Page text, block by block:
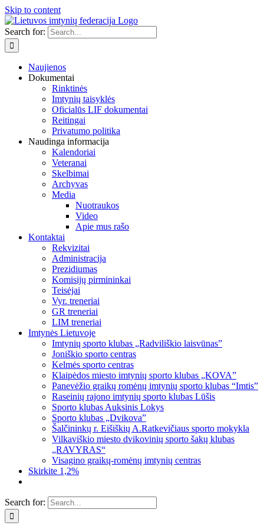
Skip to content
Search for:
Naujienos
Dokumentai
Rinktinės
Imtynių taisyklės
Oficialūs LIF dokumentai
Reitingai
Privatumo politika
Naudinga informacija
Kalendoriai
Veteranai
Skelbimai
Archyvas
Media
Nuotraukos
Video
Apie mus rašo
Kontaktai
Rekvizitai
Administracija
Prezidiumas
Komisijų pirmininkai
Teisėjai
Vyr. treneriai
GR treneriai
LIM treneriai
Imtynės Lietuvoje
Imtynių sporto klubas „Radviliškio laisvūnas”
Joniškio sporto centras
Kelmės sporto centras
Klaipėdos miesto imtynių sporto klubas „KOVA”
Panevėžio graikų romėnų imtynių sporto klubas “Imtis”
Raseinių rajono imtynių sporto klubas Lūšis
Sporto klubas Auksinis Lokys
Sporto klubas „Dvikova”
Šalčininkų r. Eišiškių A.Ratkevičiaus sporto mokykla
Vilkaviškio miesto dvikovinių sporto šakų klubas
„RAVYRAS“
Visagino graikų-romėnų imtynių centras
Skirkite 1,2%
Search for: